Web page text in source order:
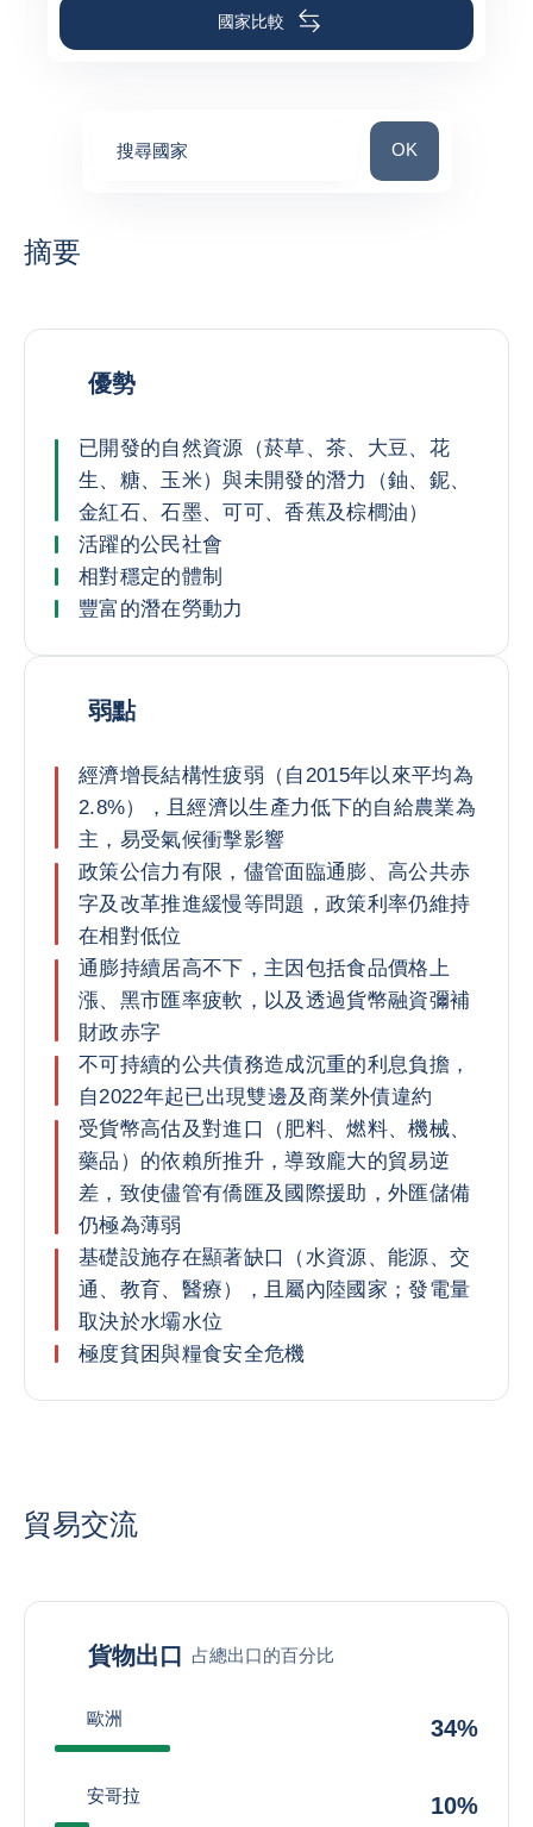
國家比較
搜尋國家 搜尋國家
OK
摘要
優勢
已開發的自然資源（菸草、茶、大豆、花
生、糖、玉米）與未開發的潛力（鈾、鈮、
金紅石、石墨、可可、香蕉及棕櫚油）
活躍的公民社會
相對穩定的體制
豐富的潛在勞動力
弱點
經濟增長結構性疲弱（自2015年以來平均為
2.8%），且經濟以生產力低下的自給農業為
主，易受氣候衝擊影響
政策公信力有限，儘管面臨通膨、高公共赤
字及改革推進緩慢等問題，政策利率仍維持
在相對低位
通膨持續居高不下，主因包括食品價格上
漲、黑市匯率疲軟，以及透過貨幣融資彌補
財政赤字
不可持續的公共債務造成沉重的利息負擔，
自2022年起已出現雙邊及商業外債違約
受貨幣高估及對進口（肥料、燃料、機械、
藥品）的依賴所推升，導致龐大的貿易逆
差，致使儘管有僑匯及國際援助，外匯儲備
仍極為薄弱
基礎設施存在顯著缺口（水資源、能源、交
通、教育、醫療），且屬內陸國家；發電量
取決於水壩水位
極度貧困與糧食安全危機
貿易交流
貨物出口 占總出口的百分比
歐洲 34%
安哥拉 10%